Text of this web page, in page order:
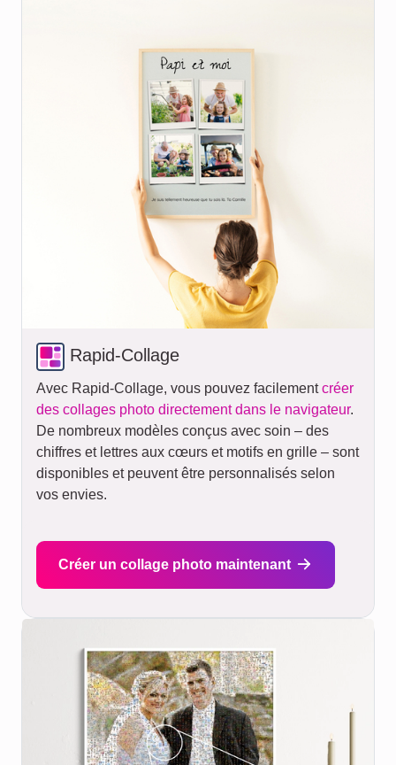
Rapid-Collage
Avec Rapid-Collage, vous pouvez facilementcréer
des collages photo directement dans le navigateur.
De nombreux modèles conçus avec soin – des
chiffres et lettres aux cœurs et motifs en grille – sont
disponibles et peuvent être personnalisés selon
vos envies.
Créer un collage photo maintenant